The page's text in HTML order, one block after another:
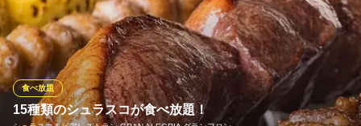
新鮮な旬のフルーツをふんだんに使った宝石のようなタルト達。
ひとつひとつ大切に心を込めてお作りしています。お好きなタル
トをお好きなだけお楽しみください！ ※FREE DRINK付き♪ ※ご予
約はネットのみの受付となっております、お電話ではお取りでき
ませんのでご了承くださいますようお願いいたします。
15種類のシュラスコが食べ放題！
食べ放題